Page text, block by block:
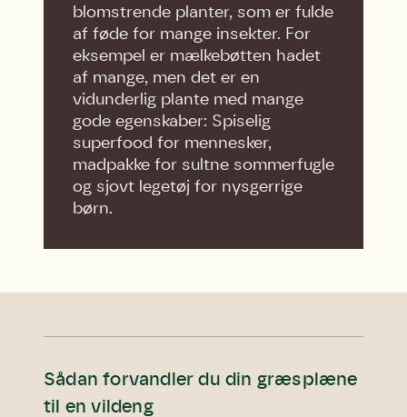
blomstrende planter, som er fulde
af føde for mange insekter. For
eksempel er mælkebøtten hadet
af mange, men det er en
vidunderlig plante med mange
gode egenskaber: Spiselig
superfood for mennesker,
madpakke for sultne sommerfugle
og sjovt legetøj for nysgerrige
børn.
Sådan forvandler du din græsplæne
til en vildeng